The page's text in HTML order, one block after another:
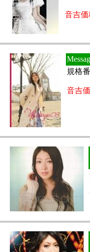
音吉価
規格
音吉